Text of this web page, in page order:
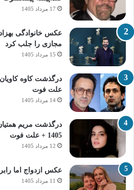
17 مرداد 1405
عکس خانوادگی
مجازی را جلب کرد
15 مرداد 1405
درگذشت کاوه کاویان
علت فوت
14 مرداد 1405
1405 + علت فوت
12 مرداد 1405
عکس ازدواج اما
11 مرداد 1405